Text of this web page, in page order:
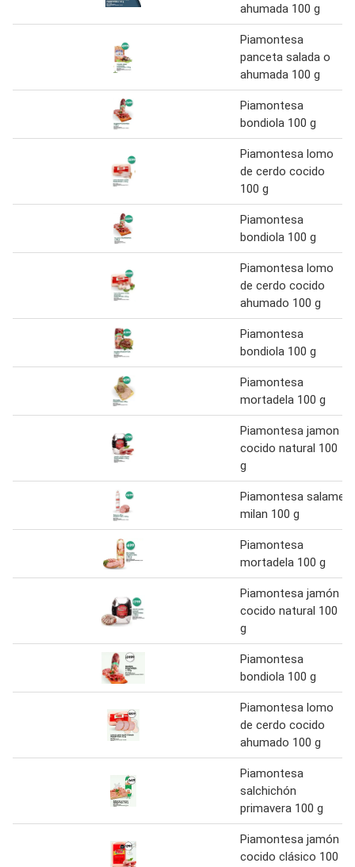
ahumada 100 g
Piamontesa
panceta salada o
ahumada 100 g
Piamontesa
bondiola 100 g
Piamontesa lomo
de cerdo cocido
100 g
Piamontesa
bondiola 100 g
Piamontesa lomo
de cerdo cocido
ahumado 100 g
Piamontesa
bondiola 100 g
Piamontesa
mortadela 100 g
Piamontesa jamon
cocido natural 100
g
Piamontesa salame
milan 100 g
Piamontesa
mortadela 100 g
Piamontesa jamón
cocido natural 100
g
Piamontesa
bondiola 100 g
Piamontesa lomo
de cerdo cocido
ahumado 100 g
Piamontesa
salchichón
primavera 100 g
Piamontesa jamón
cocido clásico 100